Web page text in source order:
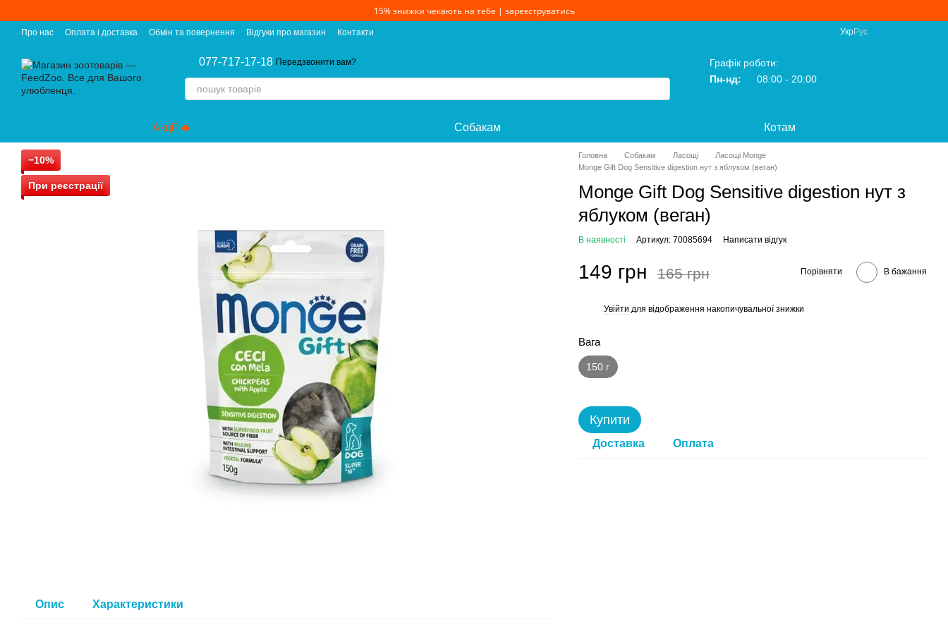
15% знижки чекають на тебе | зареєструватись
Про нас Оплата і доставка Обмін та повернення Відгуки про магазин Контакти УкрРус
077-717-17-18 Передзвонити вам?
Графік роботи:
Пн-нд:
08:00 - 20:00
Акції 🔥 Собакам Котам
−10%
При реєстрації
Опис Характеристики
Головна Собакам Ласощі
Ласощі Monge
Monge Gift Dog Sensitive digestion нут з яблуком (веган)
Monge Gift Dog Sensitive digestion нут з
яблуком (веган)
В наявності Артикул: 70085694 Написати відгук
149 грн 165 грн Порівняти В бажання
Увійти для відображення накопичувальної знижки
Вага
150 г
Купити
Доставка Оплата